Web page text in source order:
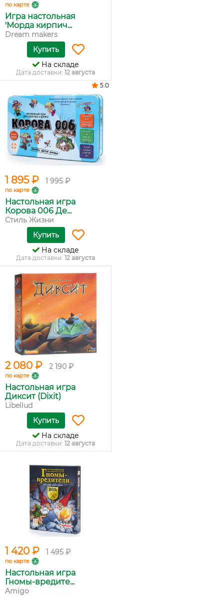
по карте
Игра настольная
'Морда кирпич...
Dream makers
Купить
На складе
Дата доставки: 12 августа
1 895 ₽ 1 995 ₽
по карте
Настольная игра
Корова 006 Де...
Стиль Жизни
5.0
Купить
На складе
Дата доставки: 12 августа
2 080 ₽ 2 190 ₽
по карте
Настольная игра
Диксит (Dixit)
Libellud
Купить
На складе
Дата доставки: 12 августа
1 420 ₽ 1 495 ₽
по карте
Настольная игра
Гномы-вредите...
Amigo